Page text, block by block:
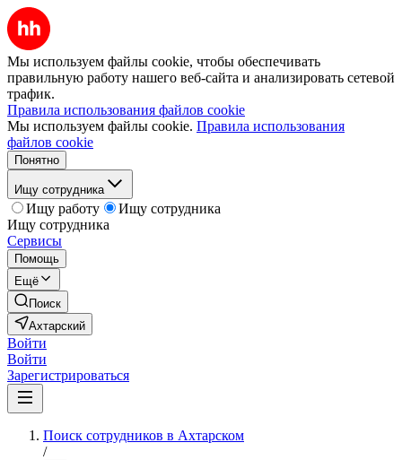
Мы используем файлы cookie, чтобы обеспечивать
правильную работу нашего веб-сайта и анализировать сетевой
трафик.
Правила использования файлов cookie
Мы используем файлы cookie. Правила использования
файлов cookie
Понятно
Ищу сотрудника
Ищу работу
Ищу сотрудника
Ищу сотрудника
Сервисы
Помощь
Ещё
Поиск
Ахтарский
Войти
Войти
Зарегистрироваться
Поиск сотрудников в Ахтарском
/